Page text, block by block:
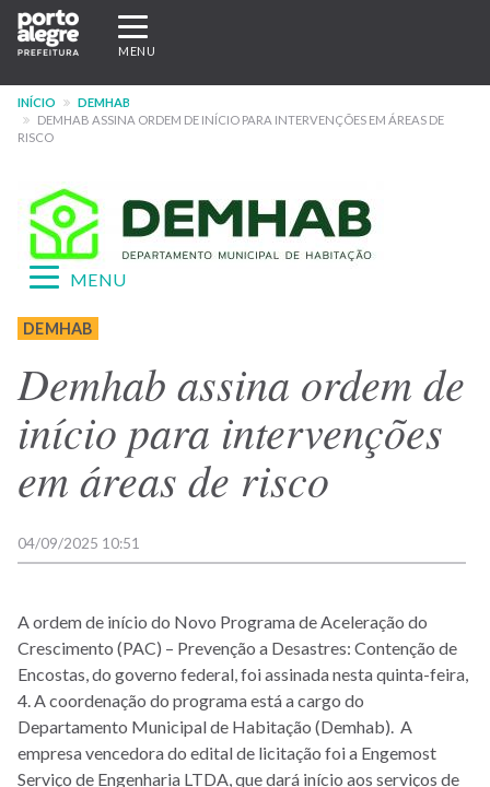
Pular
para
conteúdo
principal
Expandir/recolher
navegação
MENU
INÍCIO
DEMHAB
DEMHAB ASSINA ORDEM DE INÍCIO PARA INTERVENÇÕES EM ÁREAS DE
RISCO
Menu
-
site
DEMHAB
Expandir/recolher
MENU
DEMHAB
Demhab assina ordem de
início para intervenções
em áreas de risco
04/09/2025 10:51
A ordem de início do Novo Programa de Aceleração do
Crescimento (PAC) – Prevenção a Desastres: Contenção de
Encostas, do governo federal, foi assinada nesta quinta-feira,
4. A coordenação do programa está a cargo do
Departamento Municipal de Habitação (Demhab). A
empresa vencedora do edital de licitação foi a Engemost
Serviço de Engenharia LTDA, que dará início aos serviços de